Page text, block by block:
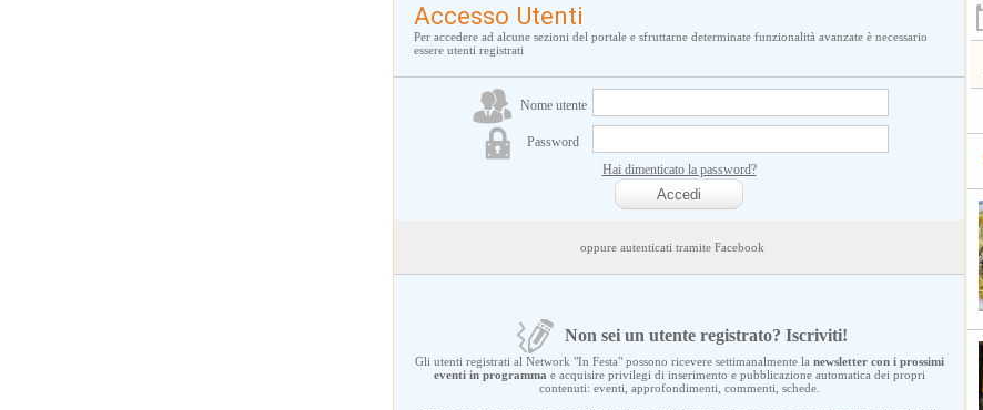
Accesso Utenti
Per accedere ad alcune sezioni del portale e sfruttarne determinate funzionalità avanzate è necessario
essere utenti registrati
Nome utente
Password
Hai dimenticato la password?
oppure autenticati tramite Facebook
Non sei un utente registrato? Iscriviti!
Gli utenti registrati al Network "In Festa" possono ricevere settimanalmente la newsletter con i prossimi
eventi in programma e acquisire privilegi di inserimento e pubblicazione automatica dei propri
contenuti: eventi, approfondimenti, commenti, schede.